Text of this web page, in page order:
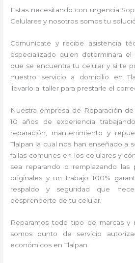
Estas necesitando con urgencia
Celulares y nosotros somos tu
Comunícate y recibe asistencia
especializado quien determinara
que se encuentra tu celular y si te
nuestro servicio a domicilio en
llevarlo al taller para prestarle el
Nuestra empresa de Reparación
10 años de experiencia
reparación, mantenimiento y
Tlalpan la cual nos han enseñado a
fallas comunes en los celulares y
sea reparando o remplazando las
originales y un trabajo 100%
respaldo y seguridad que
desprenderte de tu celular.
Reparamos todo tipo de marcas y
somos punto de servicio
económicos en Tlalpan